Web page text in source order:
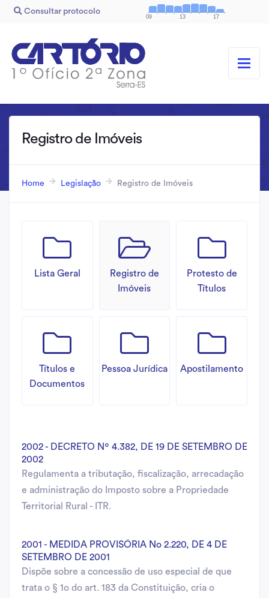
Consultar protocolo
09 13 17
Registro de Imóveis
Home Legislação Registro de Imóveis
Lista Geral
Registro de
Imóveis
Protesto de
Títulos
Títulos e
Documentos
Pessoa Jurídica Apostilamento
2002 - DECRETO Nº 4.382, DE 19 DE SETEMBRO DE
2002
Regulamenta a tributação, fiscalização, arrecadação
e administração do Imposto sobre a Propriedade
Territorial Rural - ITR.
2001 - MEDIDA PROVISÓRIA No 2.220, DE 4 DE
SETEMBRO DE 2001
Dispõe sobre a concessão de uso especial de que
trata o § 1o do art. 183 da Constituição, cria o